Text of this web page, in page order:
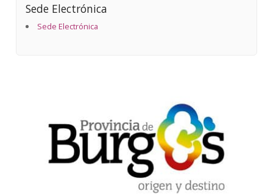
Sede Electrónica
Sede Electrónica